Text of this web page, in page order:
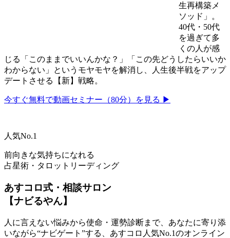
生再構築メ
ソッド」。
40代・50代
を過ぎて多
くの人が感
じる「このままでいいんかな？」「この先どうしたらいいか
わからない」というモヤモヤを解消し、人生後半戦をアップ
デートさせる【新】戦略。
今すぐ無料で動画セミナー（80分）を見る ▶
人気No.1
前向きな気持ちになれる
占星術・タロットリーディング
あすコロ式・相談サロン
【ナビるやん】
人に言えない悩みから使命・運勢診断まで、あなたに寄り添
いながら“ナビゲート”する、あすコロ人気No.1のオンライン